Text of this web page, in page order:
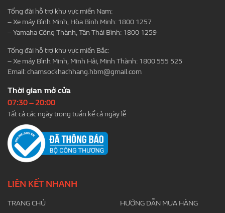
Tổng đài hỗ trợ khu vực miền Nam:
– Xe máy Bình Minh, Hòa Bình Minh: 1800 1257
– Yamaha Công Thành, Tân Thái Bình: 1800 1259
Tổng đài hỗ trợ khu vực miền Bắc:
– Xe máy Bình Minh, Minh Hải, Minh Thành: 1800 555 525
Email:chamsockhachhang.hbm@gmail.com
Thời gian mở cửa
07:30 – 20:00
Tất cả các ngày trong tuần kể cả ngày lễ
LIÊN KẾT NHANH
TRANG CHỦ
HƯỚNG DẪN MUA HÀNG